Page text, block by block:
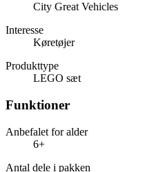
City Great Vehicles
Interesse
Køretøjer
Produkttype
LEGO sæt
Funktioner
Anbefalet for alder
6+
Antal dele i pakken